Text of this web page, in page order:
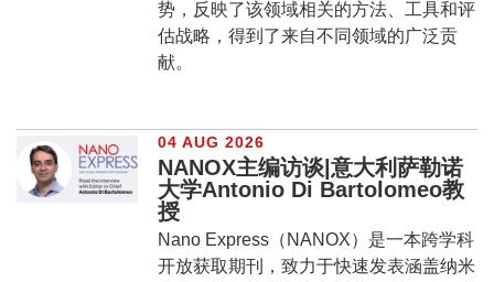
势，反映了该领域相关的方法、工具和评
估战略，得到了来自不同领域的广泛贡
献。
04 AUG 2026
NANOX主编访谈|意大利萨勒诺
大学Antonio Di Bartolomeo教
授
Nano Express（NANOX）是一本跨学科
开放获取期刊，致力于快速发表涵盖纳米